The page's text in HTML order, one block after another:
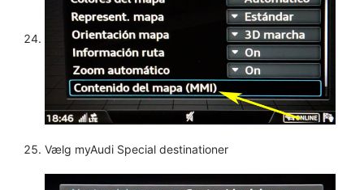
Vælg myAudi Special destinationer